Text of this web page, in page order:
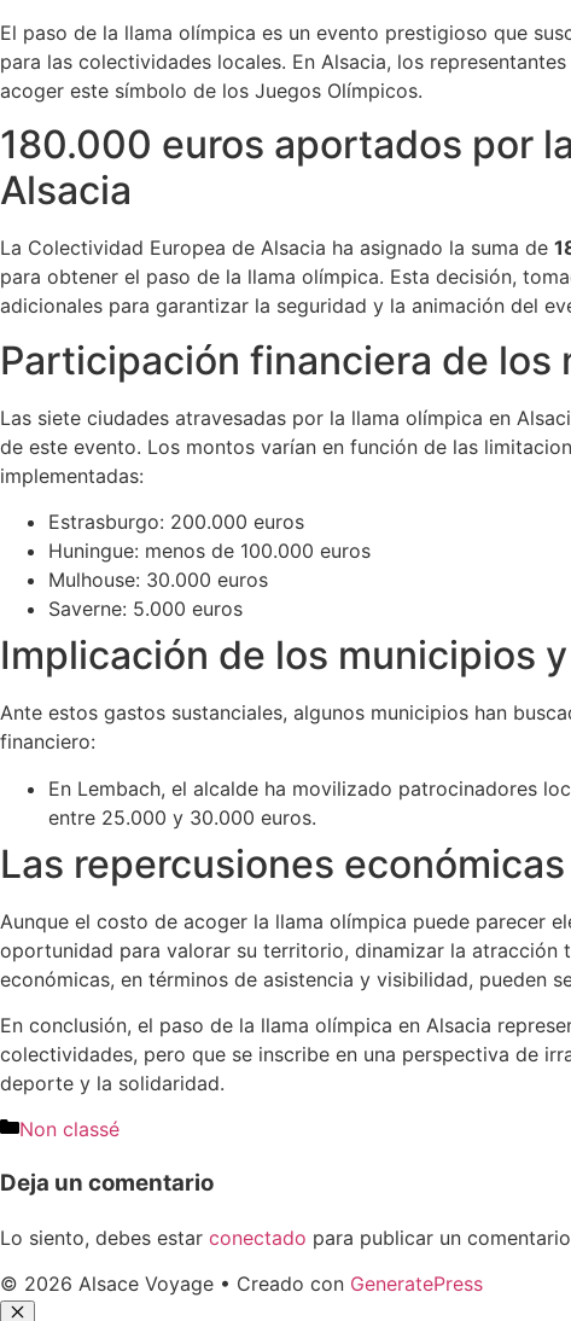
El paso de la llama olímpica es un evento prestigioso que
para las colectividades locales. En Alsacia, los
acoger este símbolo de los Juegos Olímpicos.
180.000 euros aportados por
Alsacia
La Colectividad Europea de Alsacia ha asignado la suma de
para obtener el paso de la llama olímpica. Esta decisión,
adicionales para garantizar la seguridad y la animación del
Participación financiera de los
Las siete ciudades atravesadas por la llama olímpica en
de este evento. Los montos varían en función de las
implementadas:
Estrasburgo: 200.000 euros
Huningue: menos de 100.000 euros
Mulhouse: 30.000 euros
Saverne: 5.000 euros
Implicación de los municipios
Ante estos gastos sustanciales, algunos municipios han
financiero:
En Lembach, el alcalde ha movilizado patrocinadores
entre 25.000 y 30.000 euros.
Las repercusiones
Aunque el costo de acoger la llama olímpica puede parecer
oportunidad para valorar su territorio, dinamizar la
económicas, en términos de asistencia y visibilidad, pueden
En conclusión, el paso de la llama olímpica en Alsacia
colectividades, pero que se inscribe en una perspectiva de
deporte y la solidaridad.
Non classé
Deja un comentario
Lo siento, debes estar conectado para publicar un
© 2026 Alsace Voyage • Creado con GeneratePress